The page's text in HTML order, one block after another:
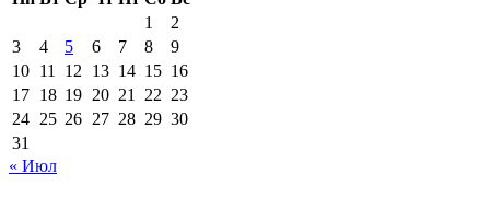
1
2
3
4 5 6 7 8
9
10 11 12 13 14 15 16
17 18 19 20 21 22 23
24 25 26 27 28 29 30
31
« Июл